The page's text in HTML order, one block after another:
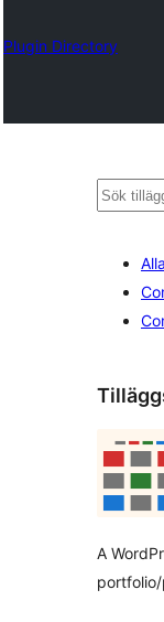
Plugin Directory
Sök
Alla
A